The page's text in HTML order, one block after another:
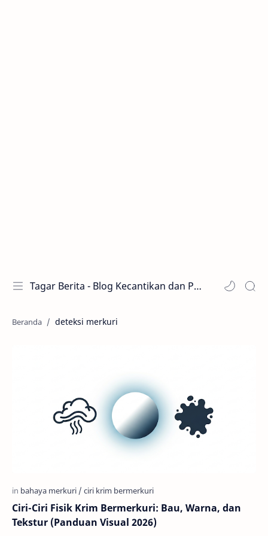
Tagar Berita - Blog Kecantikan dan Perawatan
deteksi merkuri
Ciri-Ciri Fisik Krim Bermerkuri: Bau, Warna, dan
Tekstur (Panduan Visual 2026)